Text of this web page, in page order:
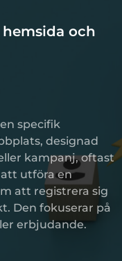
och
specifik
designad
kampanj, oftast
utföra en
att registrera sig
Den fokuserar på
erbjudande.